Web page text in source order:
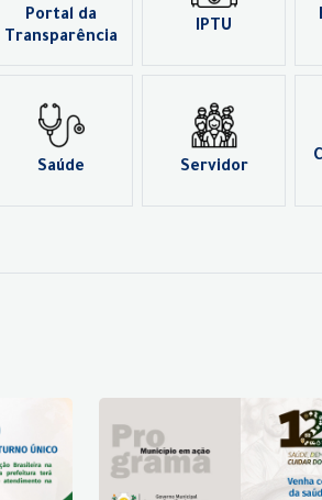
Portal da
Transparência
IPTU
Saúde Servidor